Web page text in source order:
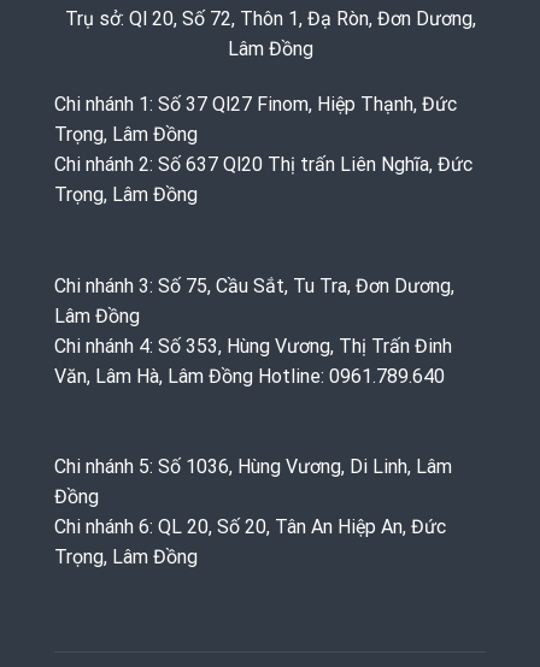
Trụ sở: Ql 20, Số 72, Thôn 1, Đạ Ròn, Đơn Dương,
Lâm Đồng
Chi nhánh 1: Số 37 Ql27 Finom, Hiệp Thạnh, Đức
Trọng, Lâm Đồng
Chi nhánh 2: Số 637 Ql20 Thị trấn Liên Nghĩa, Đức
Trọng, Lâm Đồng
Chi nhánh 3: Số 75, Cầu Sắt, Tu Tra, Đơn Dương,
Lâm Đồng
Chi nhánh 4: Số 353, Hùng Vương, Thị Trấn Đinh
Văn, Lâm Hà, Lâm Đồng Hotline: 0961.789.640
Chi nhánh 5: Số 1036, Hùng Vương, Di Linh, Lâm
Đồng
Chi nhánh 6: QL 20, Số 20, Tân An Hiệp An, Đức
Trọng, Lâm Đồng